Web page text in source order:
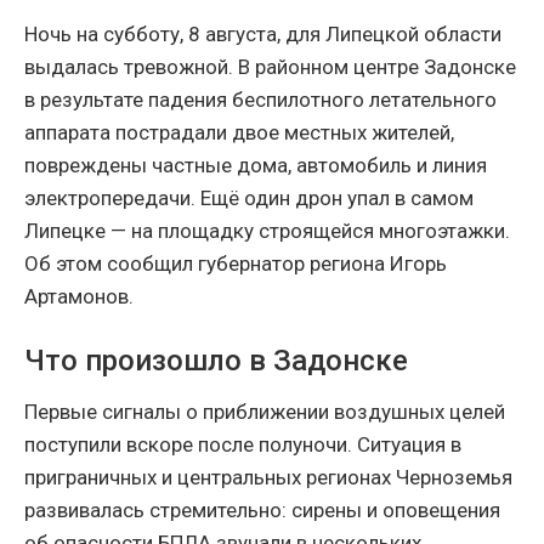
Ночь на субботу, 8 августа, для Липецкой области
выдалась тревожной. В районном центре Задонске
в результате падения беспилотного летательного
аппарата пострадали двое местных жителей,
повреждены частные дома, автомобиль и линия
электропередачи. Ещё один дрон упал в самом
Липецке — на площадку строящейся многоэтажки.
Об этом сообщил губернатор региона Игорь
Артамонов.
Что произошло в Задонске
Первые сигналы о приближении воздушных целей
поступили вскоре после полуночи. Ситуация в
приграничных и центральных регионах Черноземья
развивалась стремительно: сирены и оповещения